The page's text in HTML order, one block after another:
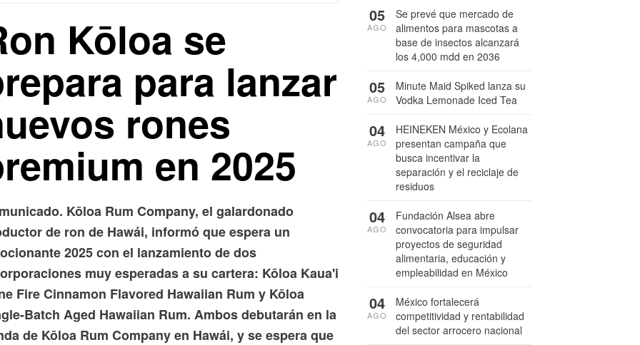
Kōloa se
para lanzar
rones
en 2025
Kōloa Rum Company, el galardonado
de ron de Hawái, informó que espera un
2025 con el lanzamiento de dos
muy esperadas a su cartera: Kōloa Kaua'i
Fire Cinnamon Flavored Hawaiian Rum y Kōloa
Batch Aged Hawaiian Rum. Ambos debutarán en la
de Kōloa Rum Company en Hawái, y se espera que
Se prevé que mercado de
alimentos para mascotas a
base de insectos alcanzará
los 4,000 mdd en 2036
05
AGO
Minute Maid Spiked lanza su
Vodka Lemonade Iced Tea
05
AGO
HEINEKEN México y Ecolana
presentan campaña que
busca incentivar la
separación y el reciclaje de
residuos
04
AGO
Fundación Alsea abre
convocatoria para impulsar
proyectos de seguridad
alimentaria, educación y
empleabilidad en México
04
AGO
México fortalecerá
competitividad y rentabilidad
del sector arrocero nacional
04
AGO